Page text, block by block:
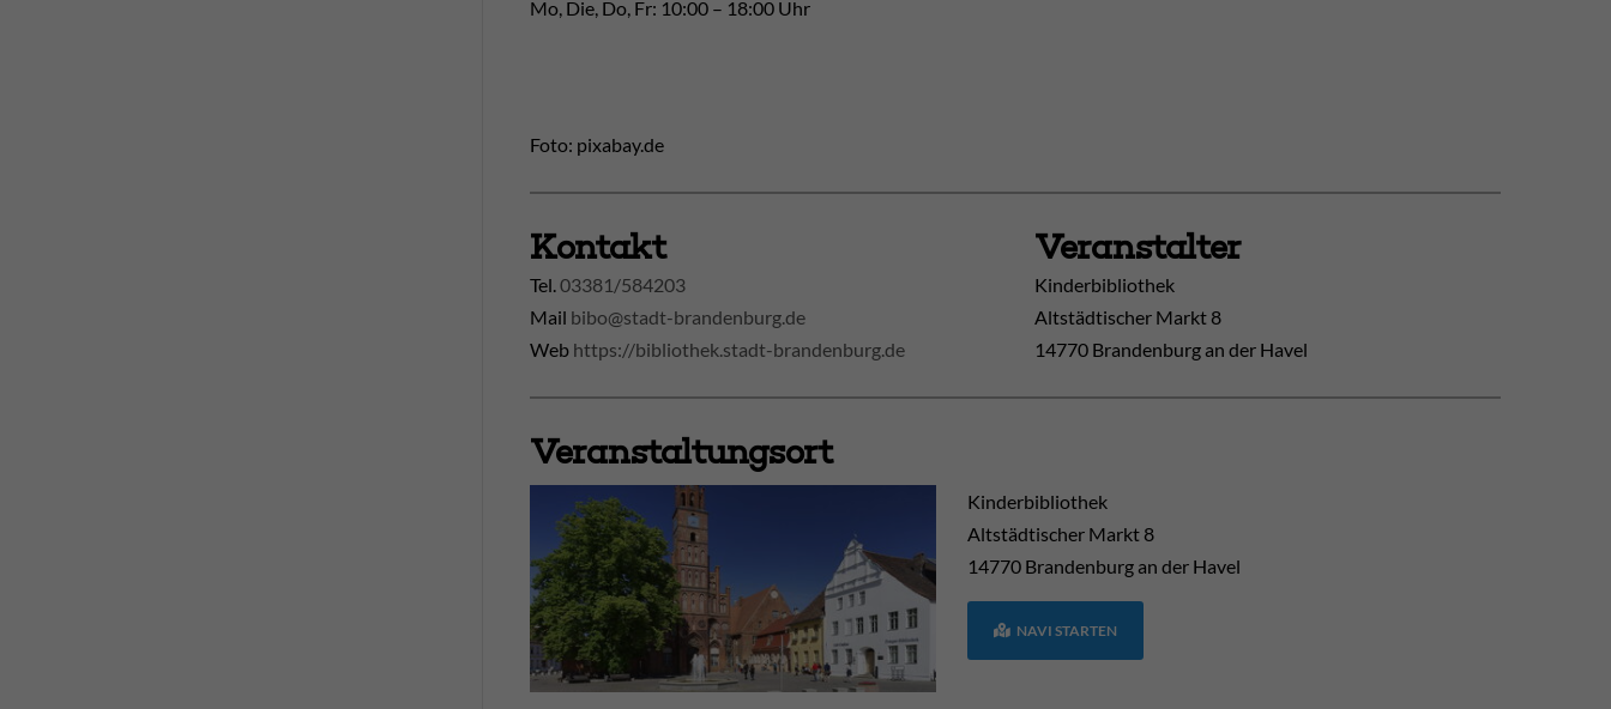
Mo, Die, Do, Fr: 10:00 – 18:00 Uhr
Foto: pixabay.de
Kontakt
Tel.03381/584203
Mail bibo@stadt-brandenburg.de
Web https://bibliothek.stadt-brandenburg.de
Veranstalter
Kinderbibliothek
Altstädtischer Markt 8
14770 Brandenburg an der Havel
Veranstaltungsort
Kinderbibliothek
Altstädtischer Markt 8
14770 Brandenburg an der Havel
NAVI STARTEN